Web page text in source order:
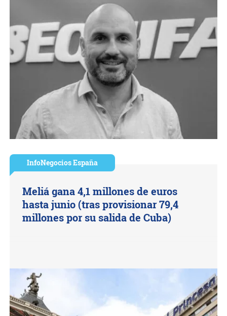
InfoNegocios España
Meliá gana 4,1 millones de euros
hasta junio (tras provisionar 79,4
millones por su salida de Cuba)